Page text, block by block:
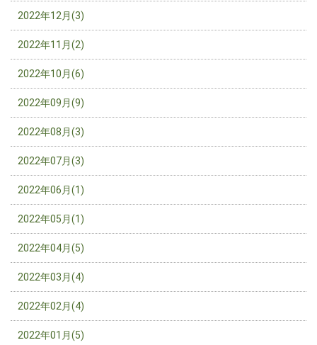
2022年12月(3)
2022年11月(2)
2022年10月(6)
2022年09月(9)
2022年08月(3)
2022年07月(3)
2022年06月(1)
2022年05月(1)
2022年04月(5)
2022年03月(4)
2022年02月(4)
2022年01月(5)